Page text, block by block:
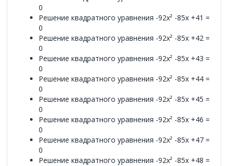
0
Решение квадратного уравнения -92x² -85x +41 =
0
Решение квадратного уравнения -92x² -85x +42 =
0
Решение квадратного уравнения -92x² -85x +43 =
0
Решение квадратного уравнения -92x² -85x +44 =
0
Решение квадратного уравнения -92x² -85x +45 =
0
Решение квадратного уравнения -92x² -85x +46 =
0
Решение квадратного уравнения -92x² -85x +47 =
0
Решение квадратного уравнения -92x² -85x +48 =